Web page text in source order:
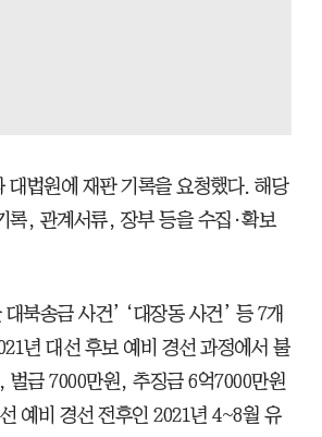
대법원에 재판 기록을 요청했다. 해당
록, 관계서류, 장부 등을 수집·확보
북송금 사건’ ‘대장동 사건’ 등 7개
년 대선 후보 예비 경선 과정에서 불
금 7000만원, 추징금 6억7000만원
예비 경선 전후인 2021년 4~8월 유